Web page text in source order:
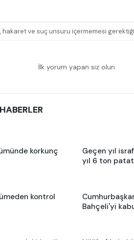
ve suç unsuru içermemesi
İlk yorum yapan siz olun.
korkunç
Geçen yıl
yıl 6 ton
kontrol
Bahçeli'yi